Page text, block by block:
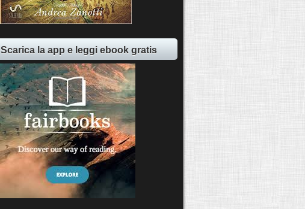
Scarica la app e leggi ebook gratis